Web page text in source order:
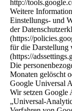
http://
Weitere
Einstellungs- und
der
(https://
für die Darstellung
(https://
Die
Monaten gelöscht
Google Universal
Wir setzen Google
„Universal-